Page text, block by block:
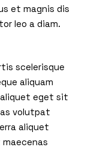
et magnis dis
leo a diam.
scelerisque
aliquam
aliquet eget sit
volutpat
aliquet